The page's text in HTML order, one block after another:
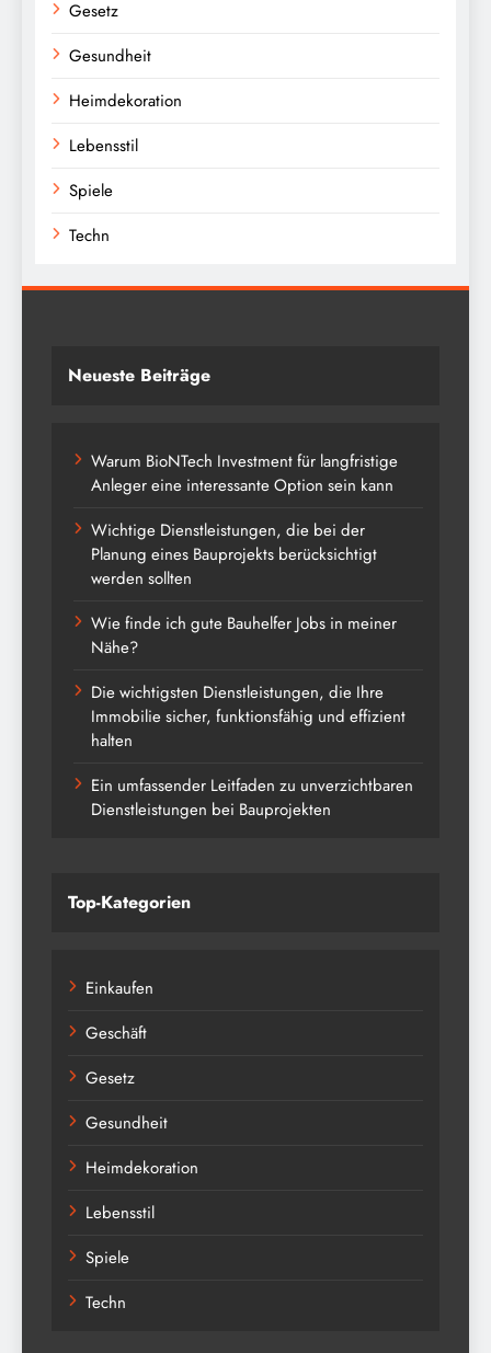
Gesetz
Gesundheit
Heimdekoration
Lebensstil
Spiele
Techn
Neueste Beiträge
Warum BioNTech Investment für langfristige
Anleger eine interessante Option sein kann
Wichtige Dienstleistungen, die bei der
Planung eines Bauprojekts berücksichtigt
werden sollten
Wie finde ich gute Bauhelfer Jobs in meiner
Nähe?
Die wichtigsten Dienstleistungen, die Ihre
Immobilie sicher, funktionsfähig und effizient
halten
Ein umfassender Leitfaden zu unverzichtbaren
Dienstleistungen bei Bauprojekten
Top-Kategorien
Einkaufen
Geschäft
Gesetz
Gesundheit
Heimdekoration
Lebensstil
Spiele
Techn